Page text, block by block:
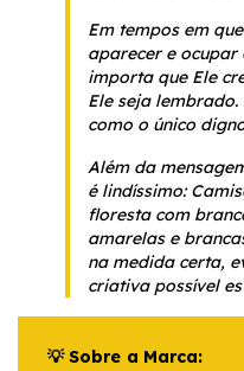
Em tempos em
aparecer e ocupar
importa que Ele
Ele seja lembrado.
como o único
Além da
é lindíssimo:
floresta com
amarelas e
na medida certa,
criativa possível
💡 Sobre a Marca: